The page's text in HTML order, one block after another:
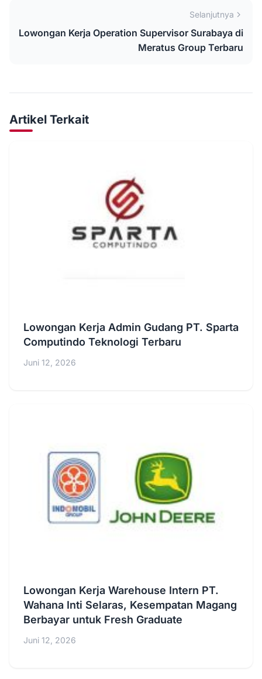
Selanjutnya
Lowongan Kerja Operation Supervisor Surabaya di
Meratus Group Terbaru
Artikel Terkait
Lowongan Kerja Admin Gudang PT. Sparta
Computindo Teknologi Terbaru
Juni 12, 2026
Lowongan Kerja Warehouse Intern PT.
Wahana Inti Selaras, Kesempatan Magang
Berbayar untuk Fresh Graduate
Juni 12, 2026